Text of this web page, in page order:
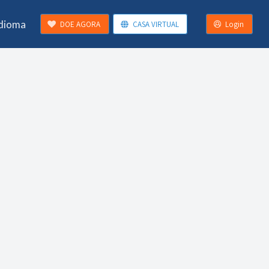
DOE AGORA CASA VIRTUAL Login